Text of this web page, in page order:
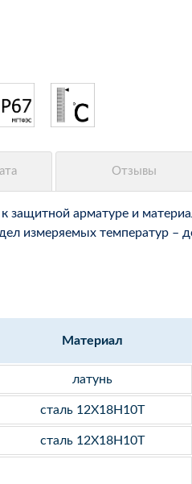
арматуре и
измеряемых температур
Материал
латунь
сталь 12Х18Н10Т
сталь 12Х18Н10Т